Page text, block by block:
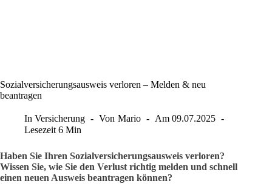
Sozialversicherungsausweis verloren – Melden & neu
beantragen
In Versicherung Von Mario Am 09.07.2025
Lesezeit 6 Min
Haben Sie Ihren Sozialversicherungsausweis verloren?
Wissen Sie, wie Sie den Verlust richtig melden und schnell
einen neuen Ausweis beantragen können?